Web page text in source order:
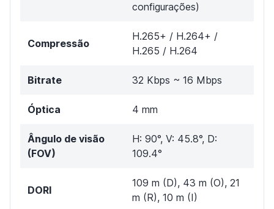
configurações)
Compressão
H.265+ / H.264+ /
H.265 / H.264
Bitrate 32 Kbps ~ 16 Mbps
Óptica 4 mm
Ângulo de visão
(FOV)
H: 90°, V: 45.8°, D:
109.4°
DORI
109 m (D), 43 m (O), 21
m (R), 10 m (I)